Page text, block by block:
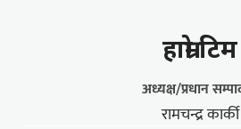
हाम्राे टिम
अध्यक्ष/प्रधान
रामचन्द्र कार्की